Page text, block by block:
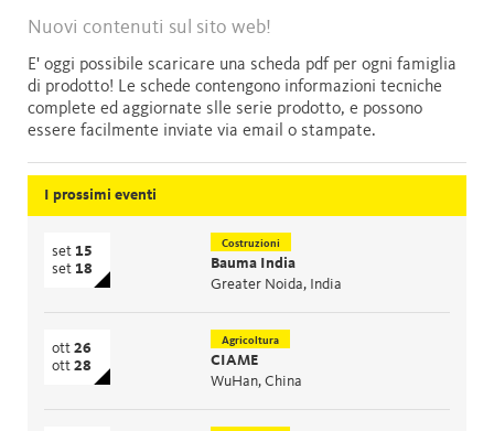
Nuovi contenuti sul sito web!
E' oggi possibile scaricare una scheda pdf per ogni famiglia
di prodotto! Le schede contengono informazioni tecniche
complete ed aggiornate slle serie prodotto, e possono
essere facilmente inviate via email o stampate.
I prossimi eventi
set 15
set 18
Costruzioni
Bauma India
Greater Noida, India
ott 26
ott 28
Agricoltura
CIAME
WuHan, China